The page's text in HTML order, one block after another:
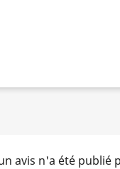
avis n'a été publié